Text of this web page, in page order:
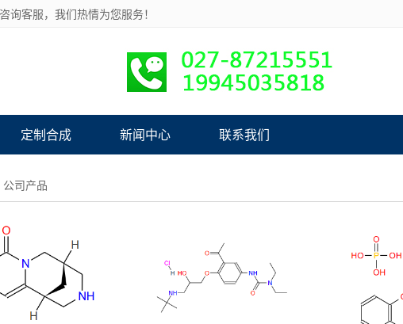
客服，我们热情为您服务！
定制合成 新闻中心 联系我们
公司产品